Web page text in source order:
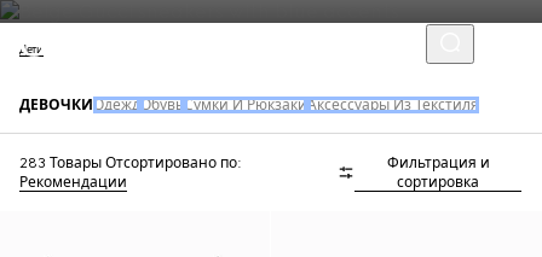
Дети
ДЕВОЧКИ Одежд Обувь Сумки И Рюкзаки Аксессуары Из Текстиля
283 Товары Отсортировано по:
Рекомендации
Фильтрация и
сортировка